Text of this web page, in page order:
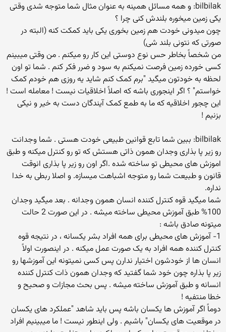
bilbilak: و همه مسائل همینه به عنوان مثال شما متوجه شدی وقتی
یکی زمین میخوره بلندش کنی چرا ؟
چون میدونی خودت هم زمین بخوری یکی باید کمکت کنه (البته در
صورتی که نتونی بلند شی)
من شخصاً بخاطر حس نوع دوستی این کار رو میکنم . من وقتی میبینم
کسی خورده زمین فرصت نمیکنم به سود و ضرر فکر کنم . شما تو اون
لحظه به خودتون میگید "برم کمک کنم شاید یه روزی هم خودم کمک
خواستم" ؟ اگر اینجوری باشه که اصلاً اخلاقیات نیست ! معامله است !
این چجور اخلاقیه که ما به طمع کمک آیندگان دست به خیر و نیکی
بزنیم !
bilbilak: ببین شما تابع قوانین طبیعی خودت هستی . شما وجدانت
رو زیر پا بذاری وجدان همون ذاتی هستش که تو رو کنترل میکنه و طبق
اموزش های محیطی تو ساخته شده .اگر اون رو زیر پا بذاری انوقت
قانون و طبیعت شما رو متوجه اشباهت میسازه. و اصلا ربطی به خدا
نداره.
شما میگید قوه کنترل کننده انسان همون وجدانه . بعد میگید وجدان
100% طبق آموزش محیطی ساخته میشه . در این صورت 2 حالت
میتونه صادق باشه :
1- آموزش های محیطی برای همه افراد بشر یکسانه ، در نتیجه قوه
کنترل کننده همه افراد به یک صورت عمل میکنه . در اینصورت اولاً
انسان ها از خودشون اختیار ندارن پس کسی نمیتونه این آموزشها رو
زیر پا بذاره چون خود شما گفتید که وجدان همون ذات کنترل کننده
انسانه و طبق آموزش ساخته میشه . پس بحث مجازات و صحیح و
خطا منتفیه !
دوماً اگر آموزش ها یکسان باشه پس باید شاهد "عملکرد های یکسان
در موقعیت های یکسان" باشیم . ولی اینطور نیست ! ما میبینیم افراد